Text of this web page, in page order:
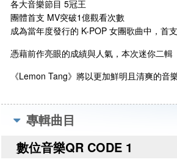
各大音樂節目 5冠王
團體首支 MV突破1億觀看次數
成為當年度發行的 K-POP 女團歌曲中，首
憑藉前作亮眼的成績與人氣，本次迷你二
《Lemon Tang》將以更加鮮明且清爽的
專輯曲目
數位音樂QR CODE 1